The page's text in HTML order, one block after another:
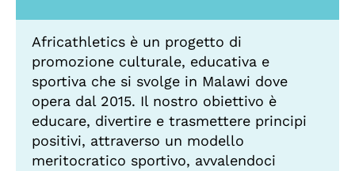
Africathletics è un progetto di
promozione culturale, educativa e
sportiva che si svolge in Malawi dove
opera dal 2015. Il nostro obiettivo è
educare, divertire e trasmettere principi
positivi, attraverso un modello
meritocratico sportivo, avvalendoci